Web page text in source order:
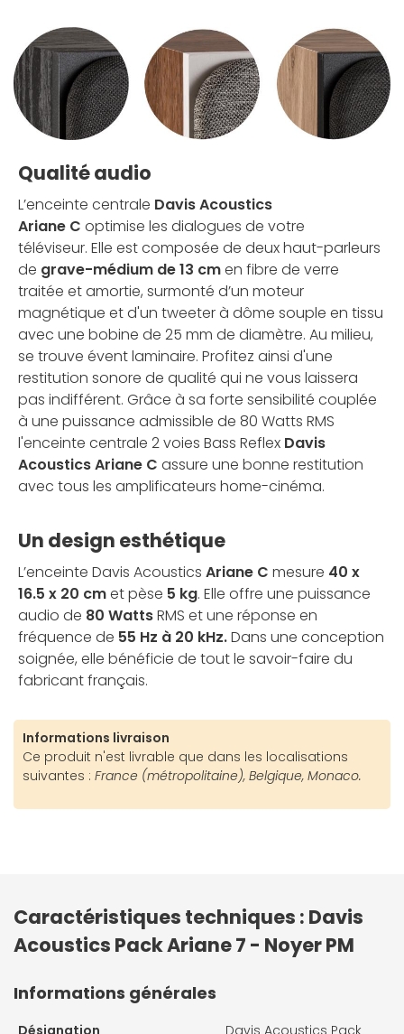
Qualité audio
L’enceinte centrale Davis Acoustics
Ariane C optimise les dialogues de votre
téléviseur. Elle est composée de deux haut-parleurs
de grave-médium de 13 cmen fibre de verre
traitée et amortie, surmonté d’un moteur
magnétique et d'un tweeter à dôme souple en tissu
avec une bobine de 25 mm de diamètre. Au milieu,
se trouve évent laminaire. Profitez ainsi d'une
restitution sonore de qualité qui ne vous laissera
pas indifférent. Grâce à sa forte sensibilité couplée
à une puissance admissible de 80 Watts RMS
l'enceinte centrale 2 voies Bass Reflex Davis
Acoustics Ariane C assure une bonne restitution
avec tous les amplificateurs home-cinéma.
Un design esthétique
L’enceinte Davis Acoustics Ariane C mesure 40 x
16.5 x 20 cmet pèse 5 kg. Elle offre une puissance
audio de 80 WattsRMS et une réponse en
fréquence de 55 Hz à 20 kHz.Dans une conception
soignée, elle bénéficie de tout le savoir-faire du
fabricant français.
Informations livraison
Ce produit n'est livrable que dans les localisations
suivantes : France (métropolitaine), Belgique, Monaco.
Caractéristiques techniques : Davis
Acoustics Pack Ariane 7 - Noyer PM
Informations générales
Désignation Davis Acoustics Pack